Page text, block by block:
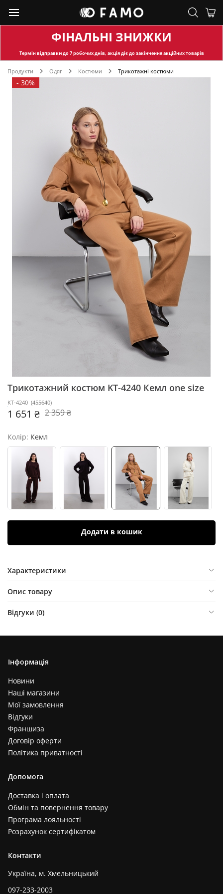
ФІНАЛЬНІ ЗНИЖКИ
Термін відправкидо 7 робочих днів, акція діє до закінчення акційних товарів
Продукти Одяг Костюми Трикотажні костюми
- 30%
Трикотажний костюм KT-4240 Кемл one size
KT-4240 (455640)
1 651 ₴ 2 359 ₴
Колір: Кемл
Додати в кошик
Характеристики
Опис товару
Відгуки (0)
Інформація
Новини
Наші магазини
Мої замовлення
Відгуки
Франшиза
Договір оферти
Політика приватності
Допомога
Доставка і оплата
Обмін та повернення товару
Програма лояльності
Розрахунок сертифікатом
Контакти
Україна, м. Хмельницький
097-233-2003